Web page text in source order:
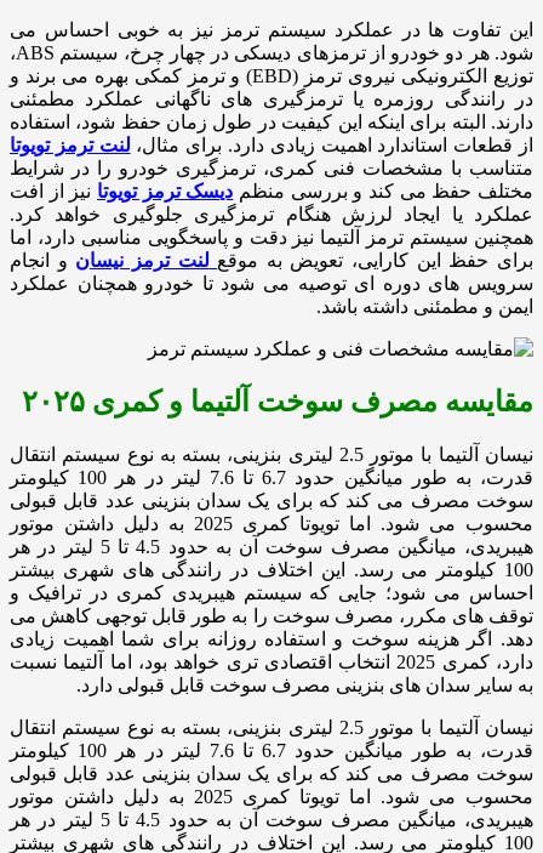
این تفاوت ها در عملکرد سیستم ترمز نیز به خوبی احساس می
شود. هر دو خودرو از ترمزهای دیسکی در چهار چرخ، سیستم ABS،
توزیع الکترونیکی نیروی ترمز (EBD) و ترمز کمکی بهره می برند و
در رانندگی روزمره یا ترمزگیری های ناگهانی عملکرد مطمئنی
دارند. البته برای اینکه این کیفیت در طول زمان حفظ شود، استفاده
از قطعات استاندارد اهمیت زیادی دارد. برای مثال، لنت ترمز تویوتا
متناسب با مشخصات فنی کمری، ترمزگیری خودرو را در شرایط
مختلف حفظ می کند و بررسی منظم دیسک ترمز تویوتا نیز از افت
عملکرد یا ایجاد لرزش هنگام ترمزگیری جلوگیری خواهد کرد.
همچنین سیستم ترمز آلتیما نیز دقت و پاسخگویی مناسبی دارد، اما
برای حفظ این کارایی، تعویض به موقع لنت ترمز نیسان و انجام
سرویس های دوره ای توصیه می شود تا خودرو همچنان عملکرد
ایمن و مطمئنی داشته باشد.
مقایسه مصرف سوخت آلتیما و کمری ۲۰۲۵
نیسان آلتیما با موتور 2.5 لیتری بنزینی، بسته به نوع سیستم انتقال
قدرت، به طور میانگین حدود 6.7 تا 7.6 لیتر در هر 100 کیلومتر
سوخت مصرف می کند که برای یک سدان بنزینی عدد قابل قبولی
محسوب می شود. اما تویوتا کمری 2025 به دلیل داشتن موتور
هیبریدی، میانگین مصرف سوخت آن به حدود 4.5 تا 5 لیتر در هر
100 کیلومتر می رسد. این اختلاف در رانندگی های شهری بیشتر
احساس می شود؛ جایی که سیستم هیبریدی کمری در ترافیک و
توقف های مکرر، مصرف سوخت را به طور قابل توجهی کاهش می
دهد. اگر هزینه سوخت و استفاده روزانه برای شما اهمیت زیادی
دارد، کمری 2025 انتخاب اقتصادی تری خواهد بود، اما آلتیما نسبت
به سایر سدان های بنزینی مصرف سوخت قابل قبولی دارد.
نیسان آلتیما با موتور 2.5 لیتری بنزینی، بسته به نوع سیستم انتقال
قدرت، به طور میانگین حدود 6.7 تا 7.6 لیتر در هر 100 کیلومتر
سوخت مصرف می کند که برای یک سدان بنزینی عدد قابل قبولی
محسوب می شود. اما تویوتا کمری 2025 به دلیل داشتن موتور
هیبریدی، میانگین مصرف سوخت آن به حدود 4.5 تا 5 لیتر در هر
100 کیلومتر می رسد. این اختلاف در رانندگی های شهری بیشتر